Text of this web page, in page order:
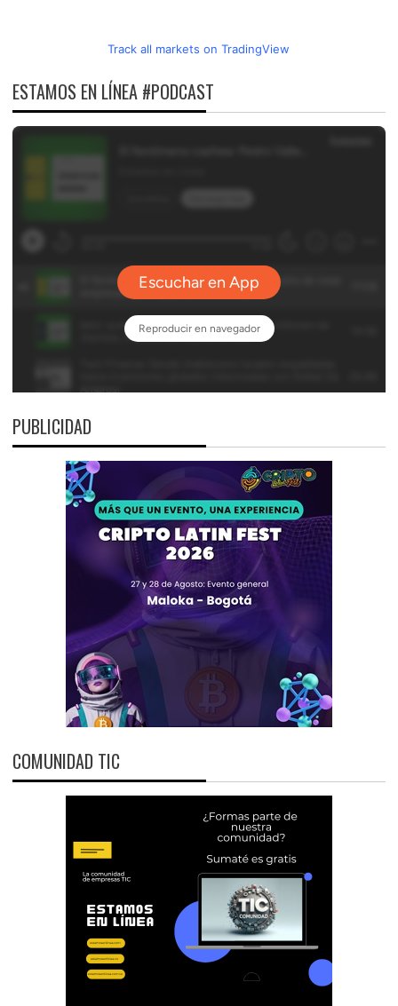
Track all markets on TradingView
ESTAMOS EN LÍNEA #PODCAST
PUBLICIDAD
COMUNIDAD TIC